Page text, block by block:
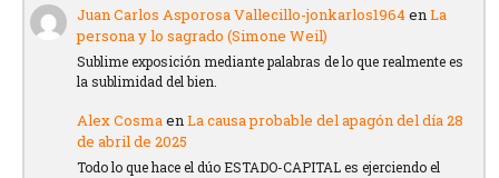
Juan Carlos Asporosa Vallecillo-jonkarlos1964enLa
persona y lo sagrado (Simone Weil)
Sublime exposición mediante palabras de lo que realmente es
la sublimidad del bien.
Alex CosmaenLa causa probable del apagón del día 28
de abril de 2025
Todo lo que hace el dúo ESTADO-CAPITAL es ejerciendo el